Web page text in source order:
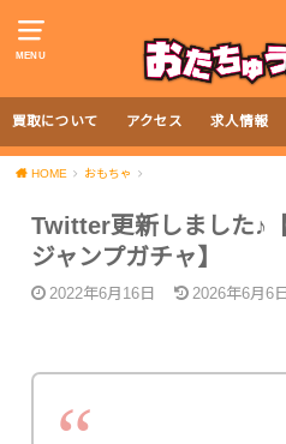
MENU
買取について アクセス 求人情報
HOME おもちゃ
Twitter更新しました♪
ジャンプガチャ】
2022年6月16日 2026年6月6日